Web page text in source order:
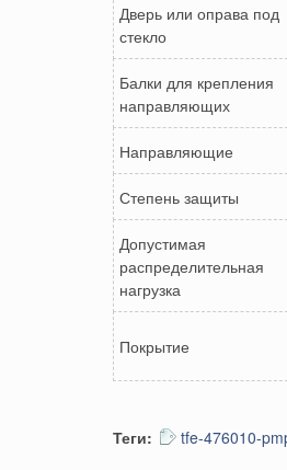
Дверь или оправа под
стекло
Балки для крепления
направляющих
Направляющие
Степень защиты
Допустимая
распределительная
нагрузка
Покрытие
Теги: tfe-476010-